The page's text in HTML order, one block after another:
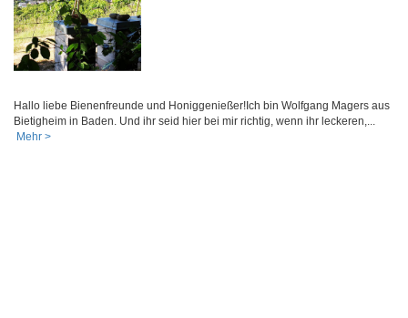
Hallo liebe Bienenfreunde und Honiggenießer!Ich bin Wolfgang Magers aus
Bietigheim in Baden. Und ihr seid hier bei mir richtig, wenn ihr leckeren,...
Mehr >